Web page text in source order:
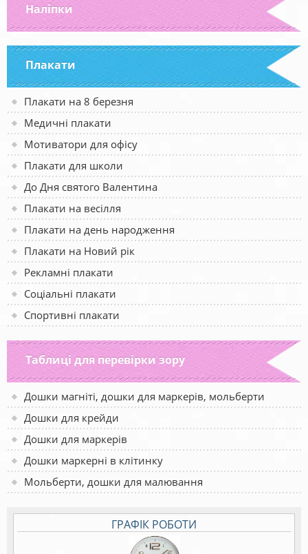
Наліпки
Плакати
Плакати на 8 березня
Медичні плакати
Мотиватори для офісу
Плакати для школи
До Дня святого Валентина
Плакати на весілля
Плакати на день народження
Плакати на Новий рік
Рекламні плакати
Соціальні плакати
Спортивні плакати
Таблиці для перевірки зору
Дошки магніті, дошки для маркерів, мольберти
Дошки для крейди
Дошки для маркерів
Дошки маркерні в клітинку
Мольберти, дошки для малювання
ГРАФІК РОБОТИ